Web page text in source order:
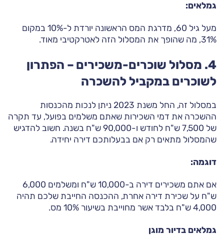
גמלאים:
מעל גיל 60, מדרגת המס הראשונה יורדת ל-10% במקום
31%, מה שהופך את המסלול הזה לאטרקטיבי מאוד.
4. מסלול שוכרים-משכירים – הפתרון
לשוכרים במקביל להשכרה
במסלול זה, החל משנת 2023 ניתן לנכות מהכנסות
ההשכרה את דמי השכירות שאתם משלמים בפועל, עד תקרה
של 7,500 ש"ח לחודש ו-90,000 ש"ח בשנה. חשוב להדגיש
שהמסלול מתאים רק אם בבעלותכם דירה יחידה.
דוגמה:
אם אתם משכירים דירה ב-10,000 ש"ח ומשלמים 6,000
ש"ח על שכירת דירה אחרת, ההכנסה החייבת שלכם תהיה
4,000 ש"ח בלבד אשר מחוייבת בשיעור 10% מס.
גמלאים בדיור מוגן